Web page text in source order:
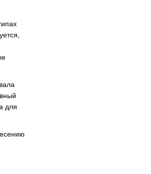
для